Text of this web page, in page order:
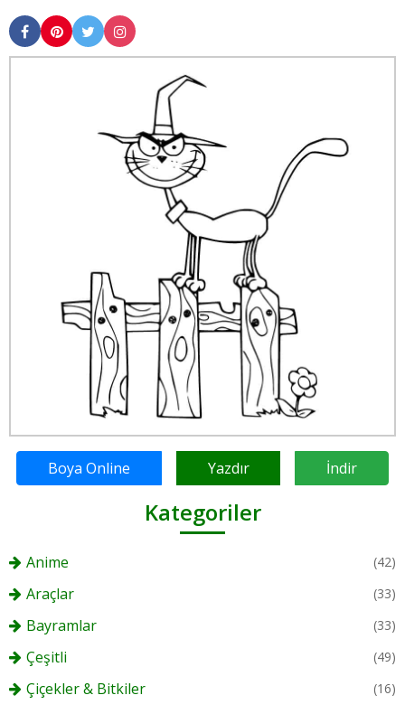
Boya Online Yazdır İndir
Kategoriler
Anime (42)
Araçlar (33)
Bayramlar (33)
Çeşitli (49)
Çiçekler & Bitkiler (16)